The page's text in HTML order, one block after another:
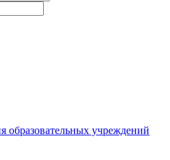
образовательных учреждений